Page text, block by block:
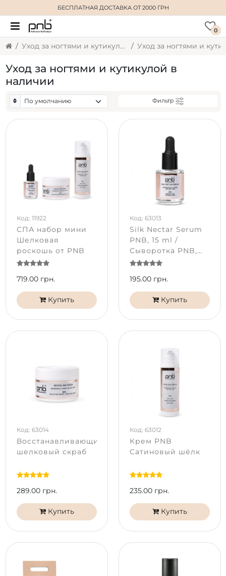
БЕСПЛАТНАЯ ДОСТАВКАОТ 2000 ГРН
0
Уход за ногтями и кутикулой
Уход за ногтями и кутикулой в
наличии
Фильтр
Код: 11922
СПА набор мини
Шелковая
роскошь от PNB
719.00 грн.
Купить
Код: 63013
Silk Nectar Serum
PNB, 15 ml /
Сыворотка PNB,
Шелковый нектар
195.00 грн.
Купить
Код: 63014
Восстанавливающий
шелковый скраб
289.00 грн.
Купить
Код: 63012
Крем PNB
Сатиновый шёлк
235.00 грн.
Купить